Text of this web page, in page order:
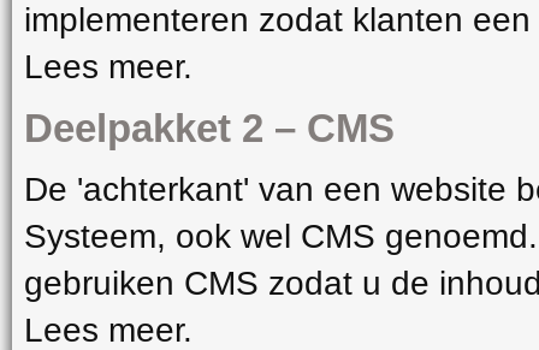
implementeren zodat klanten
Lees meer.
Deelpakket 2 – CMS
De 'achterkant' van een website
Systeem, ook wel CMS
gebruiken CMS zodat u de
Lees meer.